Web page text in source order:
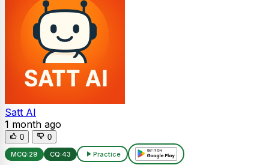
Satt AI
1 month ago
0 0
MCQ:29 CQ:43 Practice